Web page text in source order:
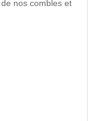
nos combles et